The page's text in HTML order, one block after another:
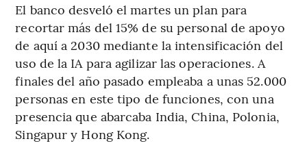
El banco desveló el martes un plan para
recortar más del 15% de su personal de apoyo
de aquí a 2030 mediante la intensificación del
uso de la IA para agilizar las operaciones. A
finales del año pasado empleaba a unas 52.000
personas en este tipo de funciones, con una
presencia que abarcaba India, China, Polonia,
Singapur y Hong Kong.